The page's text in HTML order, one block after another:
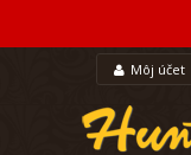
Môj účet